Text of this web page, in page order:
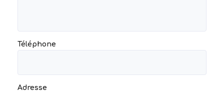
Téléphone
Adresse